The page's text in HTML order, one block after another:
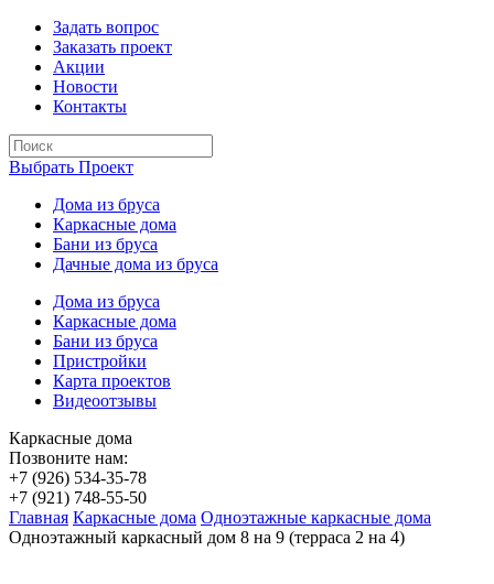
Задать вопрос
Заказать проект
Акции
Новости
Контакты
Выбрать Проект
Дома из бруса
Каркасные дома
Бани из бруса
Дачные дома из бруса
Дома из бруса
Каркасные дома
Бани из бруса
Пристройки
Карта проектов
Видеоотзывы
Каркасные дома
Позвоните нам:
+7 (926) 534-35-78
+7 (921) 748-55-50
Главная Каркасные дома Одноэтажные каркасные дома
Одноэтажный каркасный дом 8 на 9 (терраса 2 на 4)